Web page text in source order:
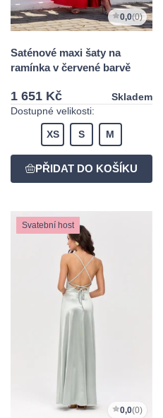
0,0(0)
Saténové maxi šaty na
ramínka v červené barvě
1 651 Kč
Skladem
Dostupné velikosti:
XS S M
Svatební host
0,0(0)